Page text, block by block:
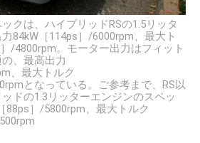
クは、ハイブリッドRSの1.5リッタ
84kW［114ps］/6000rpm、最大ト
/4800rpm。モーター出力はフィット
、最高出力
、最大トルク
となっている。ご参考まで、RS以
ドの1.3リッターエンジンのスペッ
88ps］/5800rpm、最大トルク